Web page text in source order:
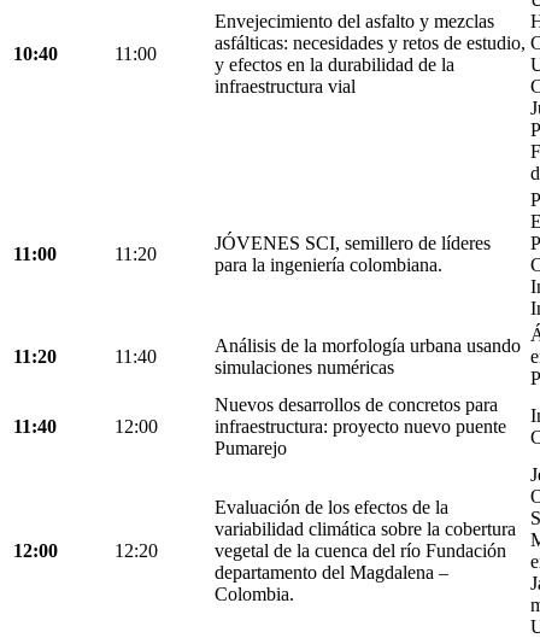
10:40 11:00
Envejecimiento del asfalto y mezclas
asfálticas: necesidades y retos de estudio,
y efectos en la durabilidad de la
infraestructura vial
11:00 11:20
JÓVENES SCI, semillero de líderes
para la ingeniería colombiana.
11:20 11:40
Análisis de la morfología urbana usando
simulaciones numéricas
11:40 12:00
Nuevos desarrollos de concretos para
infraestructura: proyecto nuevo puente
Pumarejo
12:00 12:20
Evaluación de los efectos de la
variabilidad climática sobre la cobertura
vegetal de la cuenca del río Fundación
departamento del Magdalena –
Colombia.